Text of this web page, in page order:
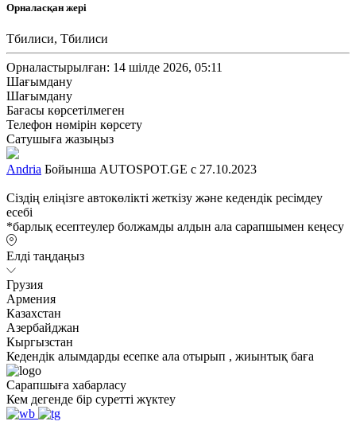
Орналасқан жері
Тбилиси, Тбилиси
Орналастырылған: 14 шілде 2026, 05:11
Шағымдану
Шағымдану
Бағасы көрсетілмеген
Телефон нөмірін көрсету
Сатушыға жазыңыз
Andria Бойынша AUTOSPOT.GE с 27.10.2023
Сіздің еліңізге автокөлікті жеткізу және кедендік ресімдеу
есебі
*барлық есептеулер болжамды алдын ала сарапшымен кеңесу
Елді таңдаңыз
Грузия
Армения
Казахстан
Азербайджан
Кыргызстан
Кедендік алымдарды есепке ала отырып , жиынтық баға
Сарапшыға хабарласу
Кем дегенде бір суретті жүктеу